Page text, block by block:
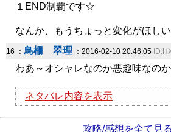
１END制覇です☆
なんか、もうちょっと変化がほし
16 ： 鳥柵 翠理 ：2016-02-10 20:46:05
わあ～オシャレなのか悪趣味なの
ネタバレ内容を表示
攻略/感想を全て見